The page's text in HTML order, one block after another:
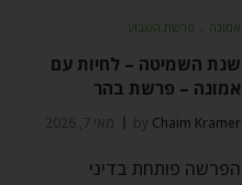
אמונה ⬦ פרשת השבוע
שנת השמיטה – לחיות עם
אמונה – פרשת בהר
by Chaim Kramer מאי 7, 2026
הפרשה פותחת בדיני